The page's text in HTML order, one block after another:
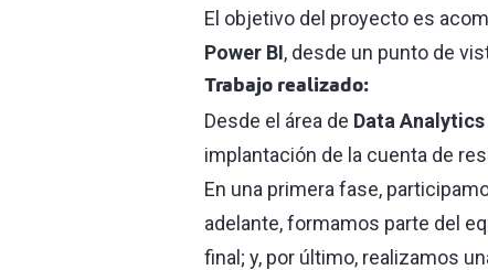
El objetivo del proyecto es
Power BI, desde un punto de
Trabajo realizado:
Desde el área de Data Analytics
implantación de la cuenta de
En una primera fase,
adelante, formamos parte del
final; y, por último, realizamos